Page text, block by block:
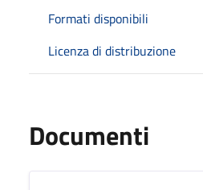
Formati disponibili
Licenza di distribuzione
Documenti